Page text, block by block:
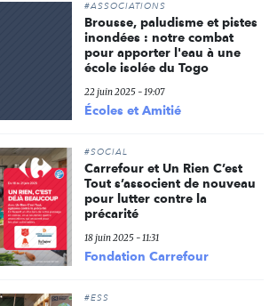
#ASSOCIATIONS
Brousse, paludisme et pistes
inondées : notre combat
pour apporter l'eau à une
école isolée du Togo
22 juin 2025 - 19:07
Écoles et Amitié
#SOCIAL
Carrefour et Un Rien C’est
Tout s’associent de nouveau
pour lutter contre la
précarité
18 juin 2025 - 11:31
Fondation Carrefour
#ESS